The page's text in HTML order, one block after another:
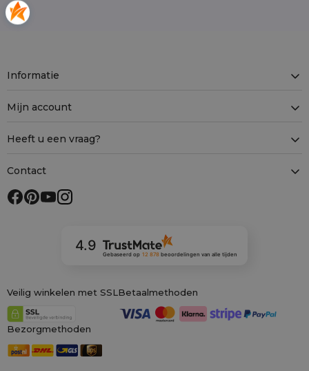
Informatie
Mijn account
Heeft u een vraag?
Contact
4.9
Gebaseerd op 12 878beoordelingen van alle tijden
Veilig winkelen met SSL Betaalmethoden
Bezorgmethoden